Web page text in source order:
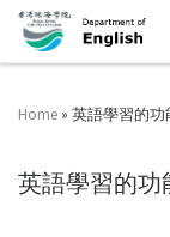
Home » 英語學習的
英語學習的功